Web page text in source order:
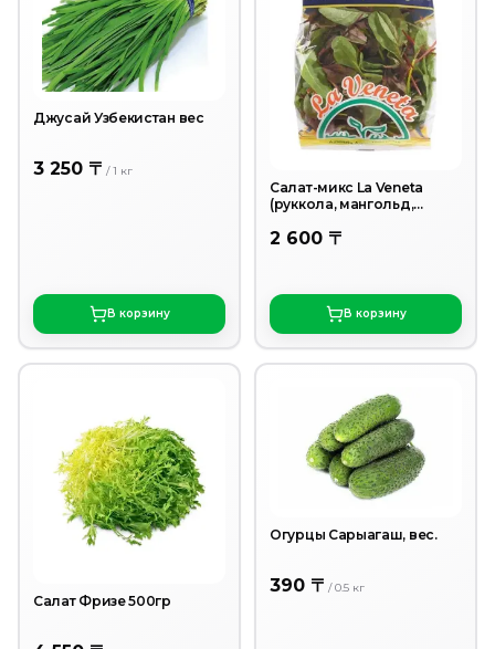
Джусай Узбекистан вес
3 250 〒 /1 кг
В корзину
Салат-микс La Veneta
(руккола, мангольд,
2 600 〒
В корзину
Салат Фризе 500гр
Огурцы Сарыагаш, вес.
390 〒 /0.5 кг